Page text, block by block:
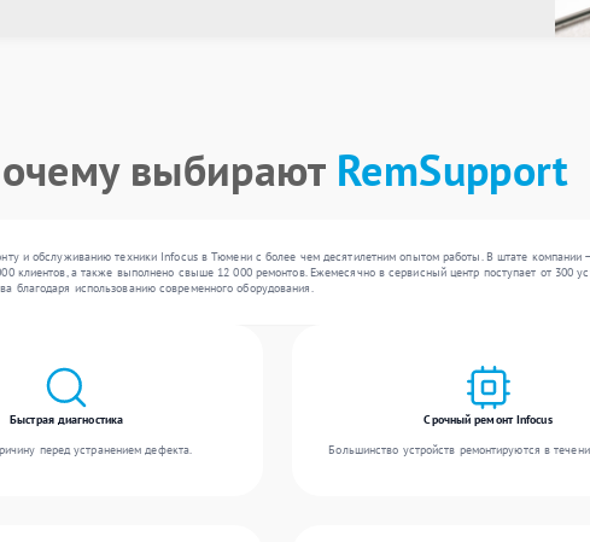
выбирают RemSupport
и обслуживанию техники Infocus в Тюмени с более чем десятилетним опытом работы. В штате
клиентов, а также выполнено свыше 12 000 ремонтов. Ежемесячно в сервисный центр поступает от 300
благодаря использованию современного оборудования.
Быстрая диагностика
перед устранением дефекта.
Срочный ремонт Infocus
Большинство устройств ремонтируются в